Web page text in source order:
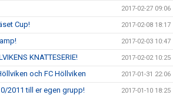
2017-02-27 09:06
Cup! 2017-02-08 18:17
2017-02-03 10:47
KNATTESERIE! 2017-02-02 10:25
och FC Höllviken 2017-01-31 22:06
2011 till er egen grupp! 2017-01-10 18:25